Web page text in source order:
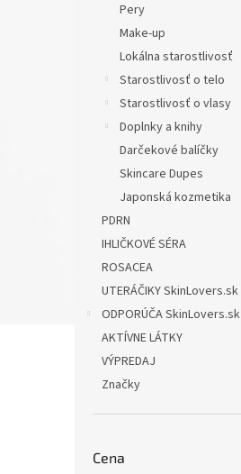
Pery
Make-up
Lokálna starostlivosť
Starostlivosť o telo
Starostlivosť o vlasy
Doplnky a knihy
Darčekové balíčky
Skincare Dupes
Japonská kozmetika
PDRN
IHLIČKOVÉ SÉRA
ROSACEA
UTERÁČIKY SkinLovers.sk
ODPORÚČA SkinLovers.sk
AKTÍVNE LÁTKY
VÝPREDAJ
Značky
Cena